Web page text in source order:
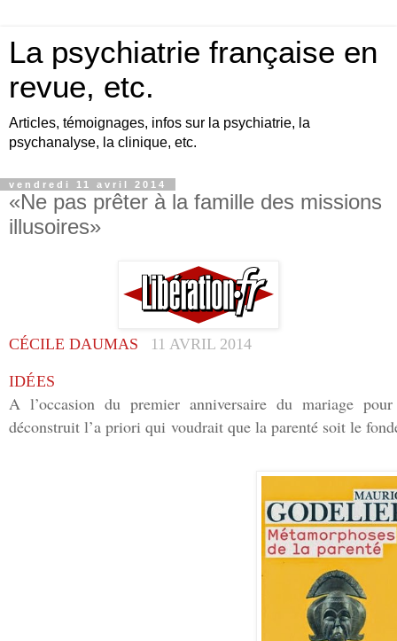
La psychiatrie française en
revue, etc.
Articles, témoignages, infos sur la psychiatrie, la
psychanalyse, la clinique, etc.
vendredi 11 avril 2014
«Ne pas prêter à la famille des missions
illusoires»
CÉCILE DAUMAS 11 AVRIL 2014
IDÉES
A l’occasion du premier anniversaire du mariage
déconstruit l’a priori qui voudrait que la parenté soit le